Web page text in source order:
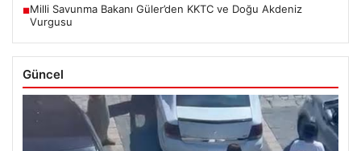
■Milli Savunma Bakanı Güler’den KKTC ve Doğu Akdeniz
Vurgusu
Güncel